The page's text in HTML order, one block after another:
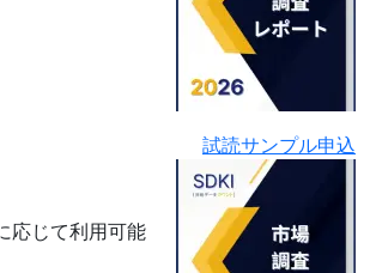
試読サンプル申込
応じて利用可能